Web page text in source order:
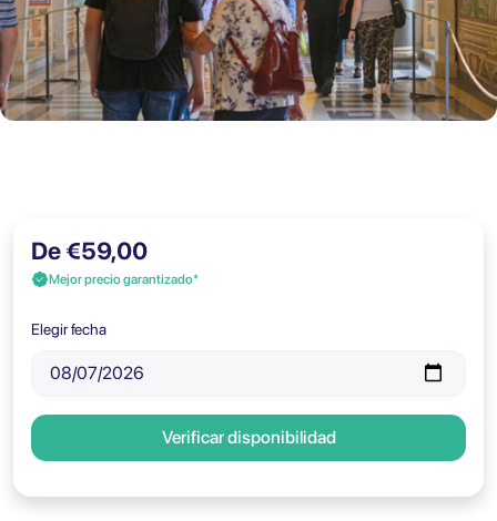
De €59,00
Mejor precio garantizado*
Elegir fecha
Verificar disponibilidad